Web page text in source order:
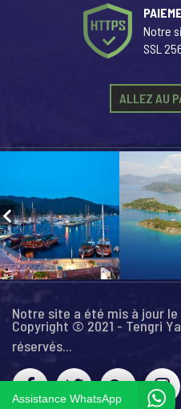
Notre
SSL
ALLEZ AU
Notre site a été mis à jour le
Copyright © 2021 - Tengri
réservés...
Assistance WhatsApp